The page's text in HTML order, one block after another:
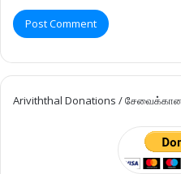
Ariviththal Donations /